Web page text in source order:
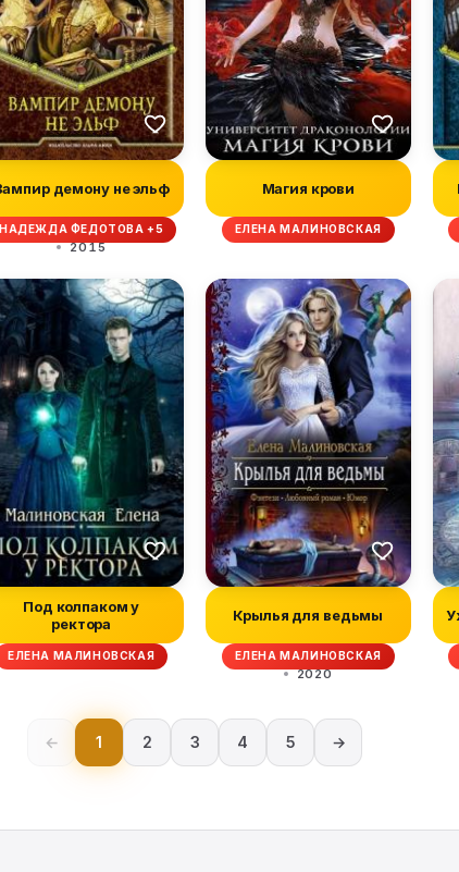
демону не эльф
НАДЕЖДА ФЕДОТОВА +5
2015
Магия крови
ЕЛЕНА МАЛИНОВСКАЯ
Под колпаком у
ректора
ЕЛЕНА МАЛИНОВСКАЯ
Крылья для ведьмы
ЕЛЕНА МАЛИНОВСКАЯ
2020
← 1 2 3 4 5 →